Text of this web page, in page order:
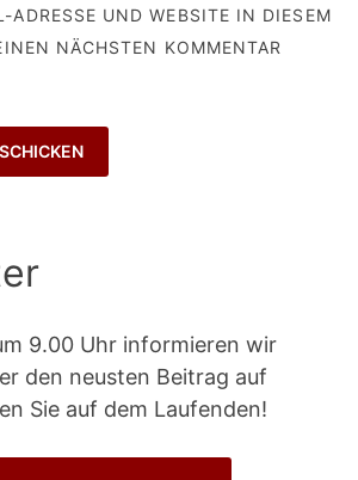
ADRESSE UND WEBSITE IN DIESEM
NÄCHSTEN KOMMENTAR
9.00 Uhr informieren wir
den neusten Beitrag auf
Sie auf dem Laufenden!